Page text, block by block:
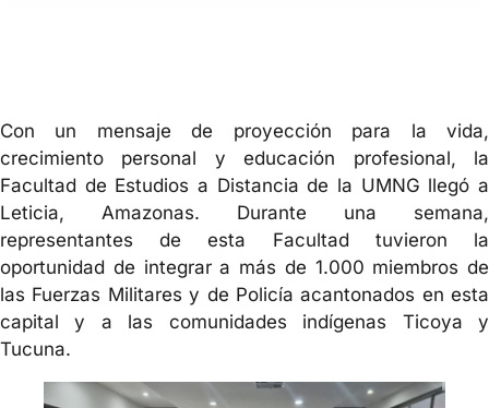
Con un mensaje de proyección para la vida,
crecimiento personal y educación profesional, la
Facultad de Estudios a Distancia de la UMNG llegó a
Leticia, Amazonas. Durante una semana,
representantes de esta Facultad tuvieron la
oportunidad de integrar a más de 1.000 miembros de
las Fuerzas Militares y de Policía acantonados en esta
capital y a las comunidades indígenas Ticoya y
Tucuna.